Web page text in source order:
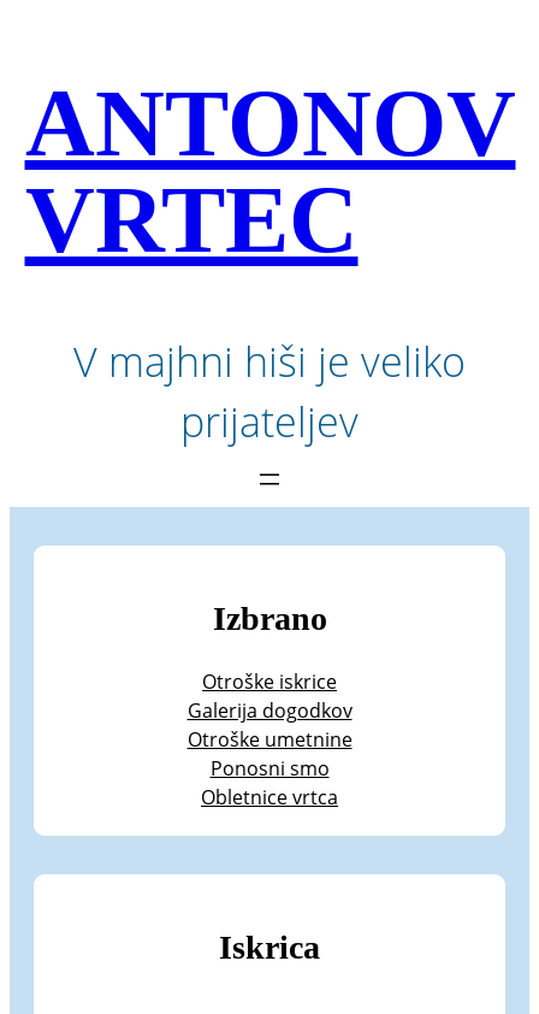
ANTONOV
VRTEC
V majhni hiši je veliko
prijateljev
Izbrano
Otroške iskrice
Galerija dogodkov
Otroške umetnine
Ponosni smo
Obletnice vrtca
Iskrica